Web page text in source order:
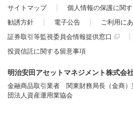
サイトマップ
個人情報の保護に関
勧誘方針
電子公告 ご利用に
証券取引等監視委員会情報提供窓口
投資信託に関する留意事項
明治安田アセットマネジメント株式会
金融商品取引業者 関東財務局長（金商
団法人資産運用業協会